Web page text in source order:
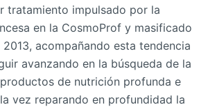
tratamiento impulsado por la
en la CosmoProf y masificado
acompañando esta tendencia
avanzando en la búsqueda de la
de nutrición profunda e
vez reparando en profundidad la